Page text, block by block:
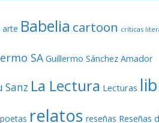
arte Babelia cartoon críticas
SA Guillermo Sánchez Amador
Sanz La Lectura Lecturas
poetas relatos reseñas Reseñas